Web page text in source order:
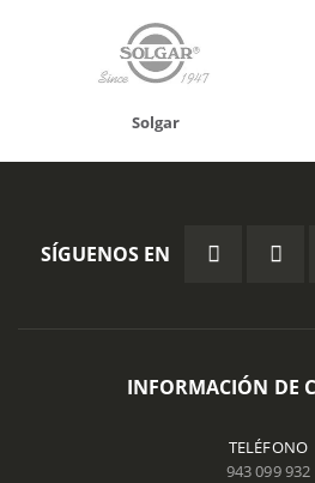
Solgar
SÍGUENOS EN
INFORMACIÓN DE
TELÉFONO
943 099 932